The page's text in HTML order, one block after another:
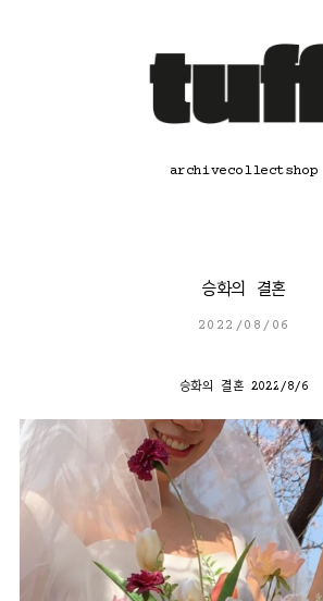
archivecollectshop
승화의 결혼
2022/08/06
승화의 결혼 2022/8/6